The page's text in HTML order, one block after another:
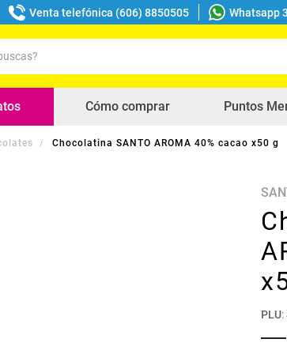
Venta telefónica (606) 8850505 Whatsapp
Cómo comprar Puntos
Chocolatina SANTO AROMA 40% cacao x50 g
PLU:
buscados